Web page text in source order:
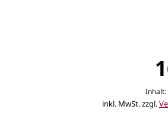
Inhalt:
inkl. MwSt. zzgl.